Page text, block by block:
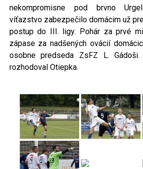
nekompromisne pod brvno
víťazstvo zabezpečilo domácim už
postup do III. ligy. Pohár za prvé
zápase za nadšených ovácií
osobne predseda ZsFZ L.
rozhodoval Otiepka.